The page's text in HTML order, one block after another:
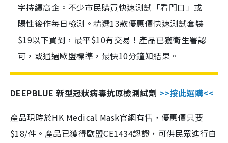
字持續高企。不少市民購買快速測試「看門口」或
陽性後作每日檢測。精選13款優惠價快速測試套裝
$19以下買到，最平$10有交易！產品已獲衛生署認
可，或通過歐盟標準，最快10分鐘知結果。
DEEPBLUE 新型冠狀病毒抗原檢測試劑 >>按此選購<<
產品現時於HK Medical Mask官網有售，優惠價只要
$18/件。產品已獲得歐盟CE1434認證，可供民眾進行自